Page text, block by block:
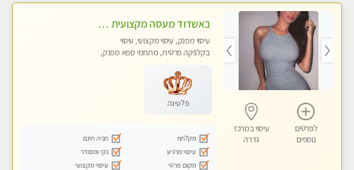
לפרטים
נוספים
עיסוי במרכז
גדרה
באשדוד מעסה מקצועית חדשה ישראלית צעירה ואיכותית לעיסוי מרגיע ומפנק VIP-מומלץ לחלוטין! פרטי! ​​​​​​ Highly recommended
עיסוי מפנק, עיסוי מקצועי, עיסוי
בקלניקה פרטית, מתחמי ספא מפנק,
פלטינה
מקלחת
חניה חינם
עיסוי מרגיע
נקי ומסודר
מקום פרטי
עיסוי מקצועי